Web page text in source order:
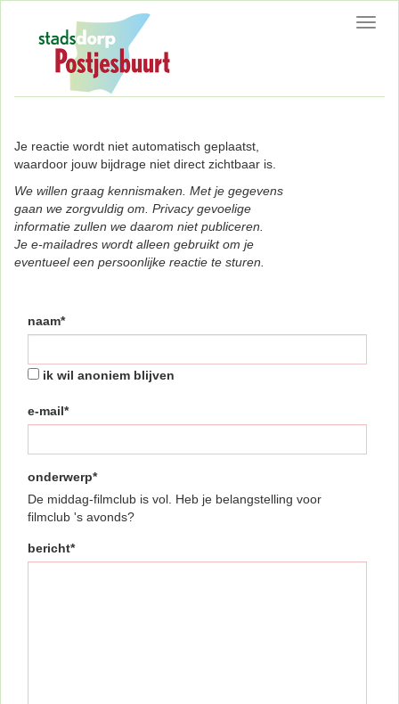
Je reactie wordt niet automatisch geplaatst,
waardoor jouw bijdrage niet direct zichtbaar is.
We willen graag kennismaken. Met je gegevens
gaan we zorgvuldig om. Privacy gevoelige
informatie zullen we daarom niet publiceren.
Je e-mailadres wordt alleen gebruikt om je
eventueel een persoonlijke reactie te sturen.
naam*
ik wil anoniem blijven
e-mail*
onderwerp*
De middag-filmclub is vol. Heb je belangstelling voor
filmclub 's avonds?
bericht*